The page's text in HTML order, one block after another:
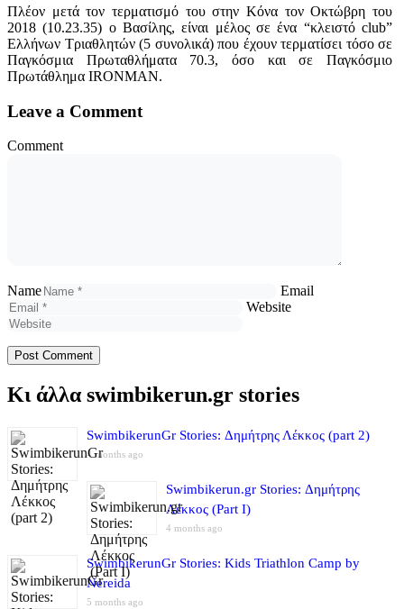
Πλέον μετά τον τερματισμό του στην Κόνα τον Οκτώβρη του
2018 (10.23.35) ο Βασίλης, είναι μέλος σε ένα “κλειστό club”
Ελλήνων Τριαθλητών (5 συνολικά) που έχουν τερματίσει τόσο σε
Παγκόσμια Πρωταθλήματα 70.3, όσο και σε Παγκόσμιο
Πρωτάθλημα IRONMAN.
Leave a Comment
Comment
Name
Email
Website
Κι άλλα swimbikerun.gr stories
SwimbikerunGr Stories: Δημήτρης Λέκκος (part 2)
4 months ago
Swimbikerun.gr Stories: Δημήτρης
Λέκκος (Part I)
4 months ago
SwimbikerunGr Stories: Kids Triathlon Camp by
Nereida
5 months ago